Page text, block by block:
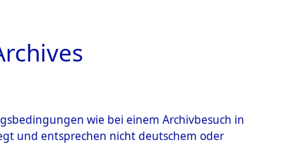
wie bei einem Archivbesuch in
und entsprechen nicht deutschem oder